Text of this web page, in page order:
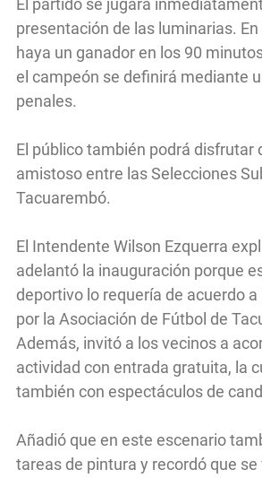
El partido se jugará
presentación de las luminarias.
haya un ganador en los 90
el campeón se definirá mediante
penales.
El público también podrá disfrutar
amistoso entre las Selecciones
Tacuarembó.
El Intendente Wilson Ezquerra
adelantó la inauguración porque
deportivo lo requería de acuerdo
por la Asociación de Fútbol de
Además, invitó a los vecinos a
actividad con entrada gratuita, la
también con espectáculos de
Añadió que en este escenario
tareas de pintura y recordó que se